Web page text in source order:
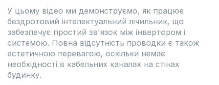
У цьому відео ми демонструємо, як працює
бездротовий інтелектуальний лічильник, що
забезпечує простий зв'язок між інвертором і
системою. Повна відсутність проводки є також
естетичною перевагою, оскільки немає
необхідності в кабельних каналах на стінах
будинку.